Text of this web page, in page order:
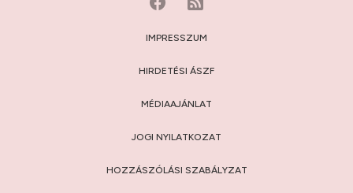
IMPRESSZUM
HIRDETÉSI ÁSZF
MÉDIAAJÁNLAT
JOGI NYILATKOZAT
HOZZÁSZÓLÁSI SZABÁLYZAT